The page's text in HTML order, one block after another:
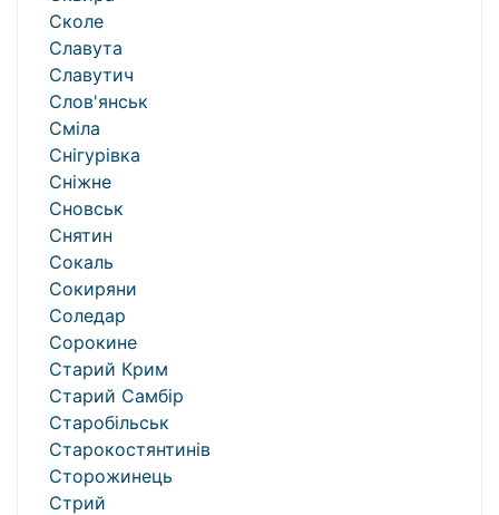
Сколе
Славута
Славутич
Слов'янськ
Сміла
Снігурівка
Сніжне
Сновськ
Снятин
Сокаль
Сокиряни
Соледар
Сорокине
Старий Крим
Старий Самбір
Старобільськ
Старокостянтинів
Сторожинець
Стрий